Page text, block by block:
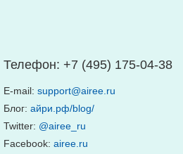
Телефон: +7 (495) 175-04-38
E-mail: support@airee.ru
Блог: айри.рф/blog/
Twitter: @airee_ru
Facebook: airee.ru